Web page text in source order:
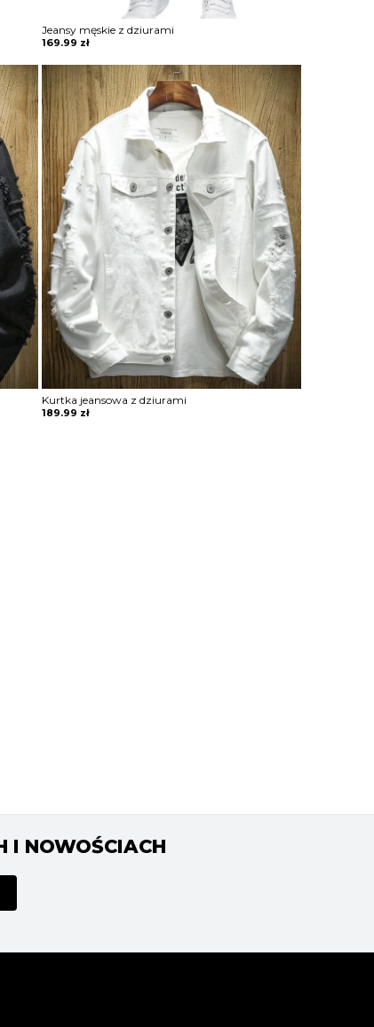
Jeansy męskie z dziurami
169.99 zł
Kurtka jeansowa z dziurami
189.99 zł
I NOWOŚCIACH